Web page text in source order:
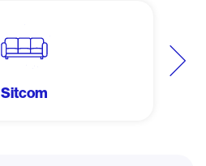
Další
Sitcom